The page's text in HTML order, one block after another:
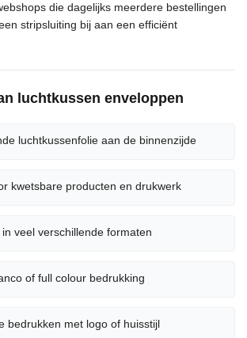
die dagelijks meerdere bestellingen
stripsluiting bij aan een efficiënt
luchtkussen enveloppen
luchtkussenfolie aan de binnenzijde
kwetsbare producten en drukwerk
veel verschillende formaten
of full colour bedrukking
bedrukken met logo of huisstijl